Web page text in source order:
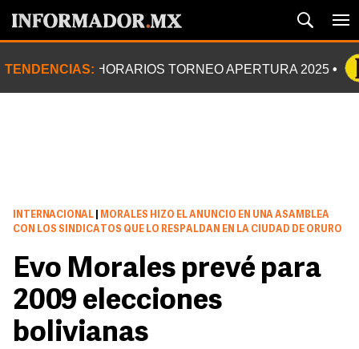
TENDENCIAS: HORARIOS TORNEO APERTURA 2025
INTERNACIONAL
MORALES HIZO EL ANUNCIO EN UNA ASAMBLEA
CON LOS SINDICATOS QUE LO RESPALDAN EN LA CIUDAD DE ORURO
Evo Morales prevé para
2009 elecciones
bolivianas